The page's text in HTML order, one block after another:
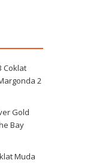
Coklat
2
Gold
Bay
Muda